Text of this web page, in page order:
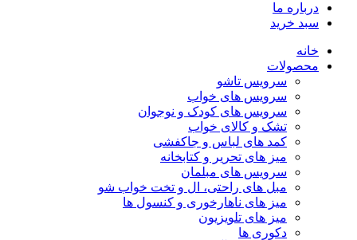
درباره ما
سبد خرید
خانه
محصولات
سرویس تاشو
سرویس های خواب
سرویس های کودک و نوجوان
تشک و کالای خواب
کمد های لباس و جاکفشی
میز های تحریر و کتابخانه
سرویس های مبلمان
مبل های راحتی، ال و تخت خواب شو
میز های ناهارخوری و کنسول ها
میز های تلویزیون
دکوری ها